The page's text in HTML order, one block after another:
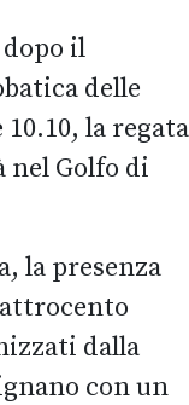
il
delle
la regata
nel Golfo di
la presenza
dalla
con un